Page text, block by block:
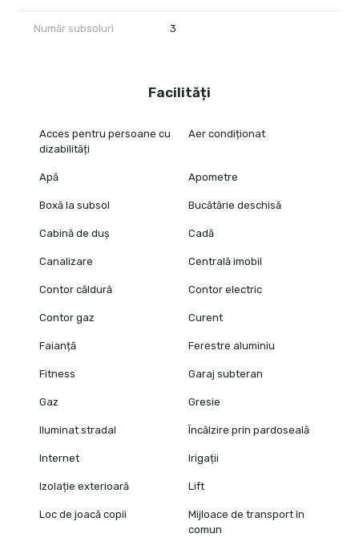
Număr subsoluri 3
Facilități
Acces pentru persoane cu
dizabilități
Aer condiționat
Apă Apometre
Boxă la subsol Bucătărie deschisă
Cabină de duș Cadă
Canalizare Centrală imobil
Contor căldură Contor electric
Contor gaz Curent
Faianță Ferestre aluminiu
Fitness Garaj subteran
Gaz Gresie
Iluminat stradal Încălzire prin pardoseală
Internet Irigații
Izolație exterioară Lift
Loc de joacă copii
Mijloace de transport în
comun